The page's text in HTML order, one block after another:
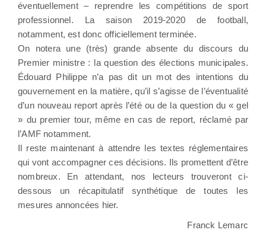
éventuellement – reprendre les compétitions de sport
professionnel. La saison 2019-2020 de football,
notamment, est donc officiellement terminée.
On notera une (très) grande absente du discours du
Premier ministre : la question des élections municipales.
Édouard Philippe n’a pas dit un mot des intentions du
gouvernement en la matière, qu’il s’agisse de l’éventualité
d’un nouveau report après l’été ou de la question du « gel
» du premier tour, même en cas de report, réclamé par
l’AMF notamment.
Il reste maintenant à attendre les textes réglementaires
qui vont accompagner ces décisions. Ils promettent d’être
nombreux. En attendant, nos lecteurs trouveront ci-
dessous un récapitulatif synthétique de toutes les
mesures annoncées hier.
Franck Lemarc